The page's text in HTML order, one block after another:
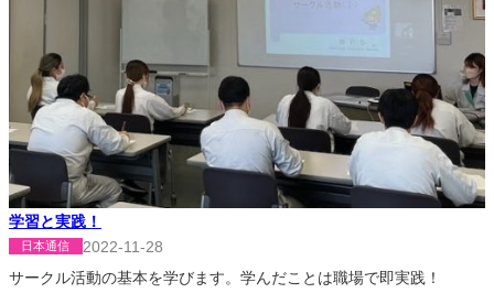
学習と実践！
日本通信
2022-11-28
サークル活動の基本を学びます。学んだことは職場で即実践！